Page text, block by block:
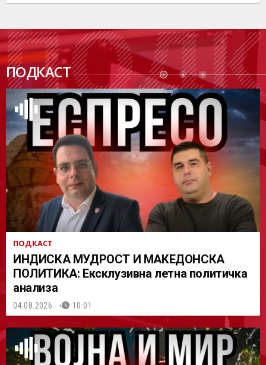
ПОДКАСТ
ПОДК
АСТ
ПОДКАСТ
ИНДИСКА МУДРОСТ И МАКЕДОНСКА
ПОЛИТИКА: Ексклузивна летна политичка
анализа
04.08.2026. 10:01